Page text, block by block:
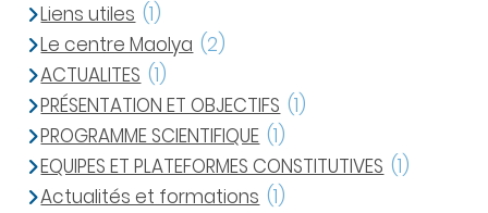
Liens utiles (1)
Le centre Maolya (2)
ACTUALITES (1)
PRÉSENTATION ET OBJECTIFS (1)
PROGRAMME SCIENTIFIQUE (1)
EQUIPES ET PLATEFORMES CONSTITUTIVES (1)
Actualités et formations (1)